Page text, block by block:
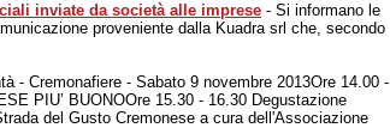
inviate da società alle imprese - Si informano le
proveniente dalla Kuadra srl che, secondo
- Cremonafiere - Sabato 9 novembre 2013Ore 14.00 -
PIU’ BUONOOre 15.30 - 16.30 Degustazione
del Gusto Cremonese a cura dell'Associazione